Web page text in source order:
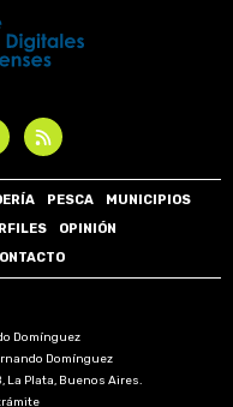
PESCA
MUNICIPIOS
OPINIÓN
Domínguez
Domínguez
La Plata, Buenos Aires.